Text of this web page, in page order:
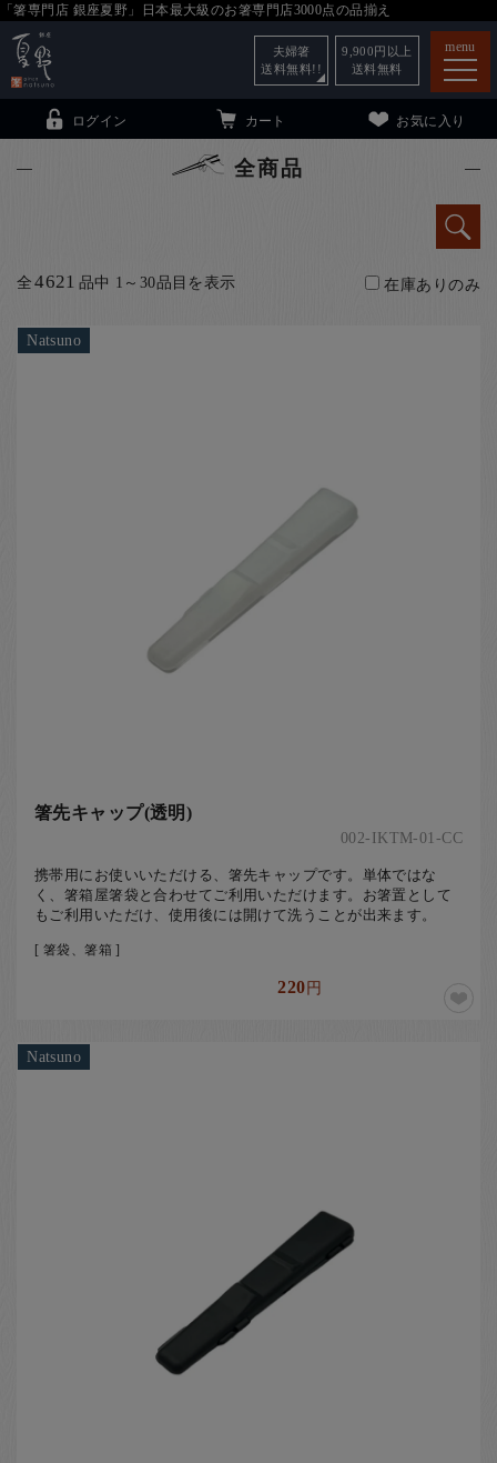
「箸専門店 銀座夏野」日本最大級のお箸専門店3000点の品揃え
menu
銀座夏野・箸長
ログイン カート お気に入り
夫婦箸
送料無料!!
9,900 円以上
送料無料
全商品
全4621 品中 1～30品目を表示 在庫ありのみ
Natsuno
箸先キャップ(透明)
002-IKTM-01-CC
携帯用にお使いいただける、箸先キャップです。単体ではな
く、箸箱屋箸袋と合わせてご利用いただけます。お箸置として
もご利用いただけ、使用後には開けて洗うことが出来ます。
[ 箸袋、箸箱 ]
220円
Natsuno